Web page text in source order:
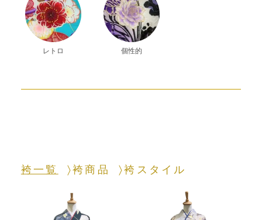
レトロ 個性的
袴一覧 袴商品 袴スタイル